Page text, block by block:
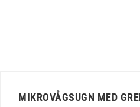
MIKROVÅGSUGN MED